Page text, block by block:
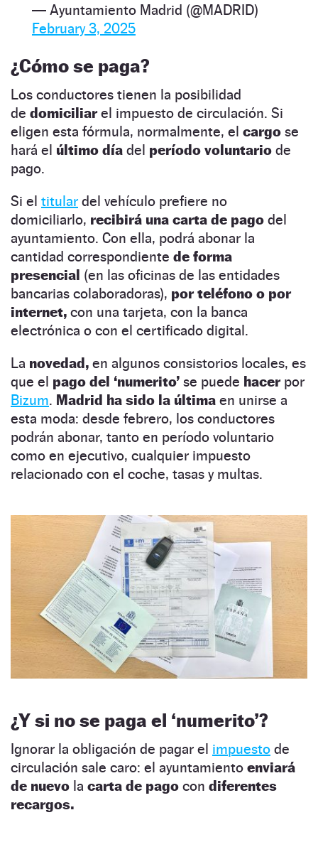
— Ayuntamiento Madrid (@MADRID)
February 3, 2025
¿Cómo se paga?
Los conductores tienen la posibilidad
de domiciliarel impuesto de circulación. Si
eligen esta fórmula, normalmente, el cargo se
hará el último día del período voluntario de
pago.
Si el titular del vehículo prefiere no
domiciliarlo, recibirá una carta de pago del
ayuntamiento. Con ella, podrá abonar la
cantidad correspondiente de forma
presencial (en las oficinas de las entidades
bancarias colaboradoras), por teléfono o por
internet, con una tarjeta, con la banca
electrónica o con el certificado digital.
La novedad, en algunos consistorios locales, es
que el pago del ‘numerito’ se puede hacer por
Bizum. Madrid ha sido la última en unirse a
esta moda: desde febrero, los conductores
podrán abonar, tanto en período voluntario
como en ejecutivo, cualquier impuesto
relacionado con el coche, tasas y multas.
¿Y si no se paga el ‘numerito’?
Ignorar la obligación de pagar el impuesto de
circulación sale caro: el ayuntamiento enviará
de nuevo la carta de pago con diferentes
recargos.